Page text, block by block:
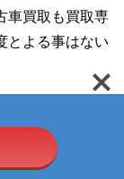
車買取も買取専
とよる事はない